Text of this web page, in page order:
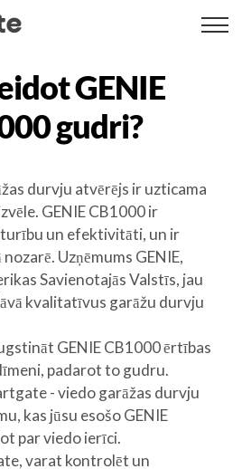
GENIE
gudri?
durvju atvērējs ir uzticama
GENIE CB1000 ir
un efektivitāti, un ir
Uzņēmums GENIE,
Savienotajās Valstīs, jau
kvalitatīvus garāžu durvju
GENIE CB1000 ērtības
padarot to gudru.
- viedo garāžas durvju
kas jūsu esošo GENIE
par viedo ierīci.
varat kontrolēt un